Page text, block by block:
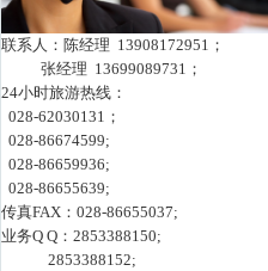
联系人：陈经理 13908172951；
张经理 13699089731；
24小时旅游热线：
028-62030131；
028-86674599;
028-86659936;
028-86655639;
传真FAX：028-86655037;
业务Q Q：2853388150;
2853388152;